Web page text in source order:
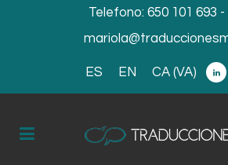
Telefono: 650 101 693 -
ES EN CA (VA)